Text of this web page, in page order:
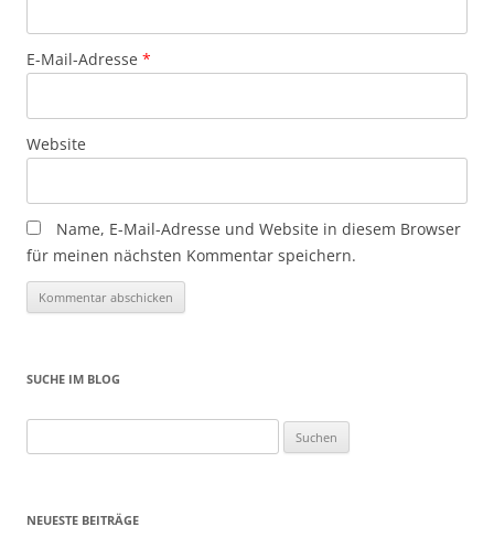
E-Mail-Adresse *
Website
Name, E-Mail-Adresse und Website in diesem Browser
für meinen nächsten Kommentar speichern.
SUCHE IM BLOG
nach:
NEUESTE BEITRÄGE